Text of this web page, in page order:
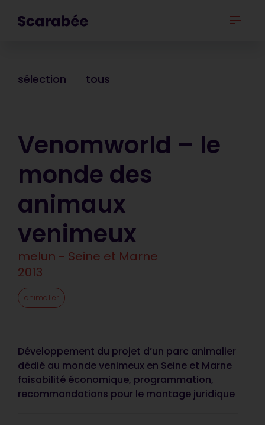
sélection tous
Venomworld – le
monde des
animaux
venimeux
melun - Seine et Marne
2013
animalier
Développement du projet d’un parc animalier
dédié au monde venimeux en Seine et Marne
faisabilité économique, programmation,
recommandations pour le montage juridique